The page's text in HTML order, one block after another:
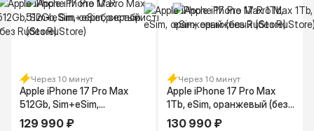
Через 10 минут
Apple iPhone 17 Pro Max
512Gb, Sim+eSim,
серебристый (без RuStore)
129 990 ₽
Через 10 минут
Apple iPhone 17 Pro Max
1Tb, eSim, оранжевый (без
RuStore)
130 990 ₽